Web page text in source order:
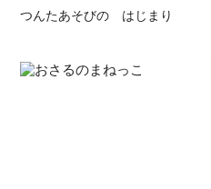
つんたあそびの はじまり